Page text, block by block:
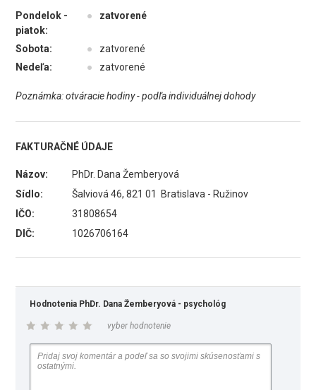
Pondelok -
piatok:
● zatvorené
Sobota: ●
zatvorené
Nedeľa:
● zatvorené
Poznámka: otváracie hodiny - podľa individuálnej dohody
FAKTURAČNÉ ÚDAJE
Názov:
PhDr. Dana Žemberyová
Sídlo:
Šalviová 46, 821 01 Bratislava - Ružinov
IČO:
31808654
DIČ:
1026706164
Hodnotenia PhDr. Dana Žemberyová - psychológ
vyber hodnotenie